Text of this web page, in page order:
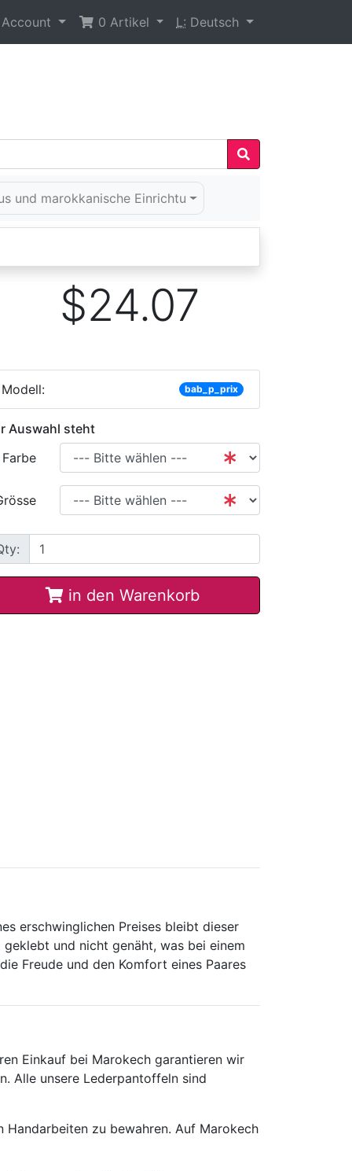
0 Artikel L: Deutsch
und marokkanische Einrichtu
$24.07
Modell: bab_p_prix
Auswahl steht
Farbe
in den Warenkorb
erschwinglichen Preises bleibt dieser
und nicht genäht, was bei einem
Freude und den Komfort eines Paares
Einkauf bei Marokech garantieren wir
Alle unsere Lederpantoffeln sind
zu bewahren. Auf Marokech